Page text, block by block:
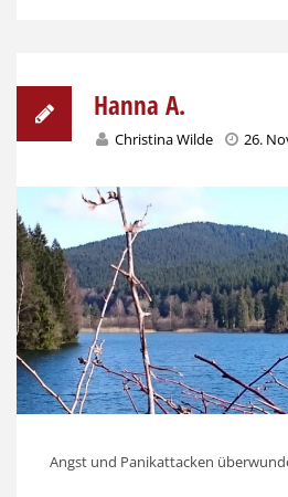
Hanna A.
Christina Wilde 26.
Angst und Panikattacken